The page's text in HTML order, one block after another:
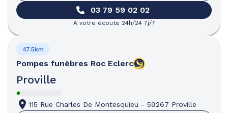
03 79 59 02 02
A votre écoute 24h/24 7j/7
Pompes funèbres Roc Eclerc
Proville
47.5km
115 Rue Charles De Montesquieu - 59267 Proville